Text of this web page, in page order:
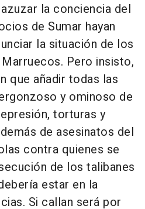
la conciencia del
de Sumar hayan
la situación de los
Pero insisto,
que añadir todas las
y ominoso de
torturas y
de asesinatos del
contra quienes se
de los talibanes
estar en la
Si callan será por